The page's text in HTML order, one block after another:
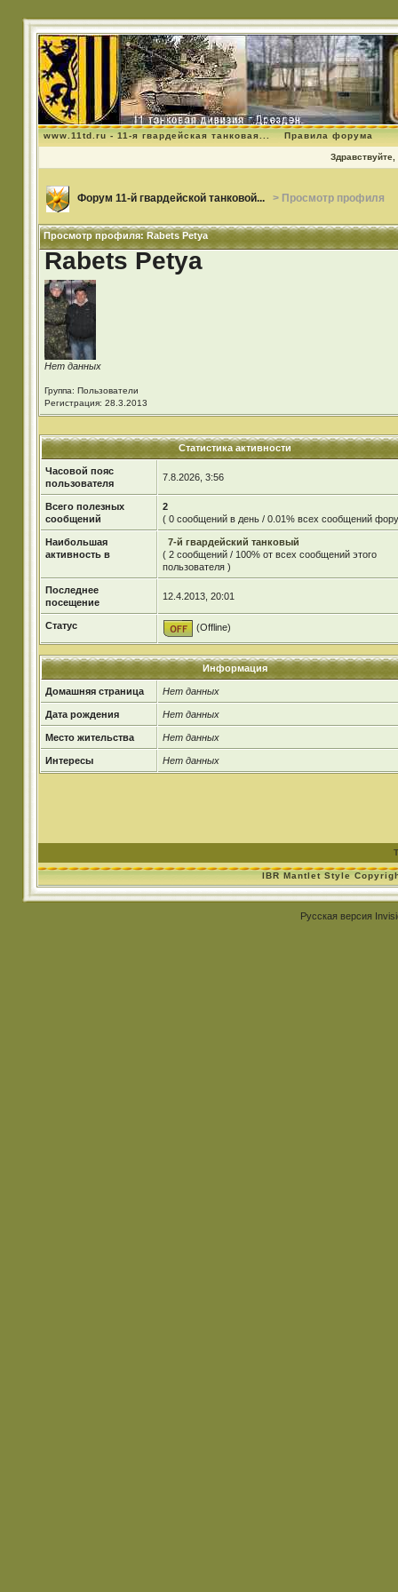
www.11td.ru - 11-я гвардейская танковая... Правила форума
Здравствуйте,
Форум 11-й гвардейской танковой... > Просмотр профиля
Просмотр профиля: Rabets Petya
Rabets Petya
Нет данных
Группа: Пользователи
Регистрация: 28.3.2013
Статистика активности
Часовой пояс
пользователя
7.8.2026, 3:56
Всего полезных
сообщений
2
( 0 сообщений в день / 0.01% всех сообщений
Наибольшая
активность в
7-й гвардейский танковый
( 2 сообщений / 100% от всех сообщений этого
пользователя )
Последнее
посещение
12.4.2013, 20:01
Статус (Offline)
Информация
Домашняя страница Нет данных
Дата рождения Нет данных
Место жительства Нет данных
Интересы Нет данных
IBR Mantlet Style
Русская версия